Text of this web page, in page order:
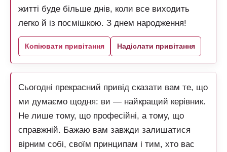
житті буде більше днів, коли все виходить
легко й із посмішкою. З днем народження!
Копіювати привітання Надіслати привітання
Сьогодні прекрасний привід сказати вам те, що
ми думаємо щодня: ви — найкращий керівник.
Не лише тому, що професійні, а тому, що
справжній. Бажаю вам завжди залишатися
вірним собі, своїм принципам і тим, хто вас